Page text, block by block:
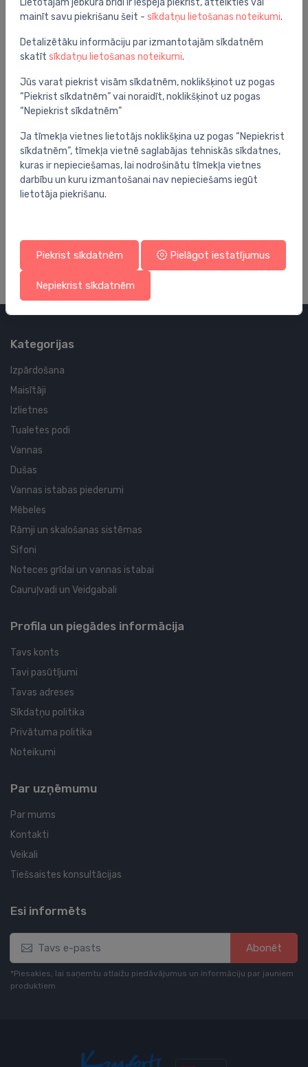
62.00 €
Kategorijas
Izpārdošana
Maisītāji
Izlietnes
Tualetes podi
Vannas
Dušas
Vannas istabas piederumi
Mēbeles
Rāmji un skalošanas sistēmas
Sifoni
Noteces grīdai un vannas istabai
Cauruļvadi un Veidgabali
Profila un piegādes informācija
Tavs konts
Tavi pasūtījumi
Tavas adreses
Sīkdatņu politika
Privātuma politika
Noteikumi
Par uzņēmumu
Par mums
Kontakti
Veikali
Tiešsaistes konsultācijas
Esi informēts
Abonēt
*Piesakies, lai saņemtu atlaižu piedāvājumus un informāciju par jauniem
produktiem
mainīt savu piekrišanu šeit - sīkdatņu lietošanas noteikumi.
Detalizētāku informāciju par izmantotajām sīkdatnēm
skatīt sīkdatņu lietošanas noteikumi.
Jūs varat piekrist visām sīkdatnēm, noklikšķinot uz pogas
“Piekrist sīkdatnēm” vai noraidīt, noklikšķinot uz pogas
“Nepiekrist sīkdatnēm”
Ja tīmekļa vietnes lietotājs noklikšķina uz pogas “Nepiekrist
sīkdatnēm”, tīmekļa vietnē saglabājas tehniskās sīkdatnes,
kuras ir nepieciešamas, lai nodrošinātu tīmekļa vietnes
darbību un kuru izmantošanai nav nepieciešams iegūt
lietotāja piekrišanu.
Piekrist sīkdatnēm Pielāgot iestatījumus
Nepiekrist sīkdatnēm